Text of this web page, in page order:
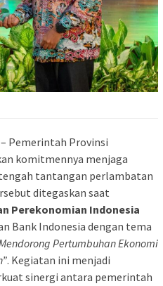
Pemerintah Provinsi
komitmennya menjaga
tantangan perlambatan
ditegaskan saat
Perekonomian Indonesia
Bank Indonesia dengan tema
Pertumbuhan Ekonomi
. Kegiatan ini menjadi
sinergi antara pemerintah